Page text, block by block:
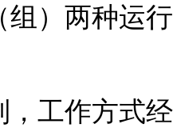
组）两种运
，工作方式